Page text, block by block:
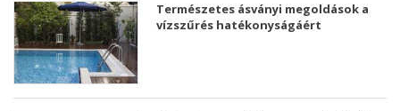
Természetes ásványi megoldások a
vízszűrés hatékonyságáért